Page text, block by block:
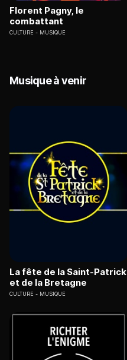
Florent Pagny, le
combattant
CULTURE MUSIQUE
Musique à venir
La fête de la Saint-Patrick
et de la Bretagne
CULTURE MUSIQUE